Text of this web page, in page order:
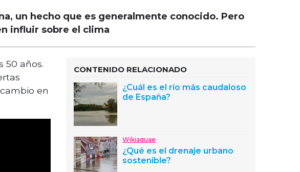
un hecho que es generalmente conocido. Pero
influir sobre el clima
50 años.
en
CONTENIDO RELACIONADO
¿Cuál es el río más caudaloso
de España?
Wikiaquae
¿Qué es el drenaje urbano
sostenible?